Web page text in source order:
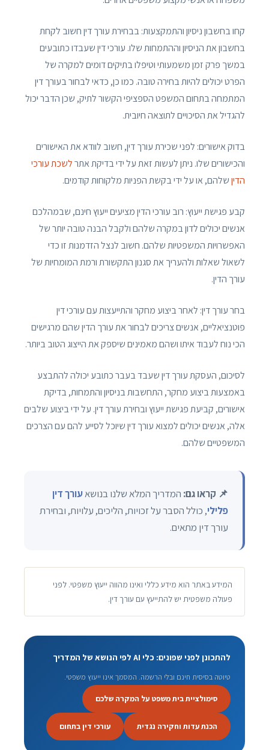
קחו בחשבון ניסיון והתמקצעות: בבחירת עורך דין חשוב לקחת
בחשבון את הניסיון וההתמחות שלו. עורכי דין שעבדו כתובעים
במשך פרק זמן משמעותי וטיפלו בתיקים דומים למקרה של
הפרט יכולים להיות בחירה טובה. כמו כן, כדאי לבחור בעורך דין
המתמחה בתחום המשפט הספציפי הקשור לתיק, שכן הדבר יכול
להגדיל את הסיכויים לתוצאה חיובית.
בדוק אישורים: לפני שכירת עורך דין, חשוב לוודא את האישורים
והכישורים שלו. ניתן לעשות זאת על ידי בדיקת אתרלשכת עורכי
הדיןשלהם, או על ידי בקשת הפניות מלקוחות קודמים.
קבע פגישת ייעוץ: רוב עורכי הדין מציעים ייעוץ חינם, שבמהלכם
אנשים יכולים לדון במקרה שלהם ולקבל הבנה טובה יותר של
האפשרויות המשפטיות שלהם. חשוב לנצל הזדמנות זו כדי
לשאול שאלות ולהעריך את סגנון התקשורת ורמת המומחיות של
עורך הדין.
בחר עורך דין: לאחר ביצוע מחקר והתייעצות עם עורכי דין
פוטנציאליים, אנשים צריכים לבחור את עורך הדין שהם מרגישים
הכי נוח לעבוד איתו ושהם מאמינים שיספק את הייצוג הטוב ביותר.
לסיכום, העסקת עורך דין שעבד בעבר כתובע יכולה להתבצע
באמצעות ביצוע מחקר, התחשבות בניסיון והתמחות, בדיקת
אישורים, קביעת פגישת ייעוץ ובחירת עורך דין. על ידי ביצוע שלבים
אלה, אנשים יכולים למצוא עורך דין שיוכל לסייע להם עם הצרכים
המשפטיים שלהם.
📌 קראו גם: המדריך המלא שלנו בנושאעורך דין
פלילי, כולל הסבר על זכויות, הליכים, עלויות, ובחירת
עורך דין מתאים.
המידע באתר הוא מידע כללי ואינו מהווה ייעוץ משפטי. לפני
פעולה משפטית יש להתייעץ עם עורך דין.
להתכונן לפני שפונים: כלי AI לפי הנושא של המדריך
טיוטה בסיסית חינם ובלי הרשמה. המסמך אינו ייעוץ משפטי.
סימולציית בית משפט על המקרה שלכם
הכנת עדות וחקירה נגדית עורכי דין בתחום